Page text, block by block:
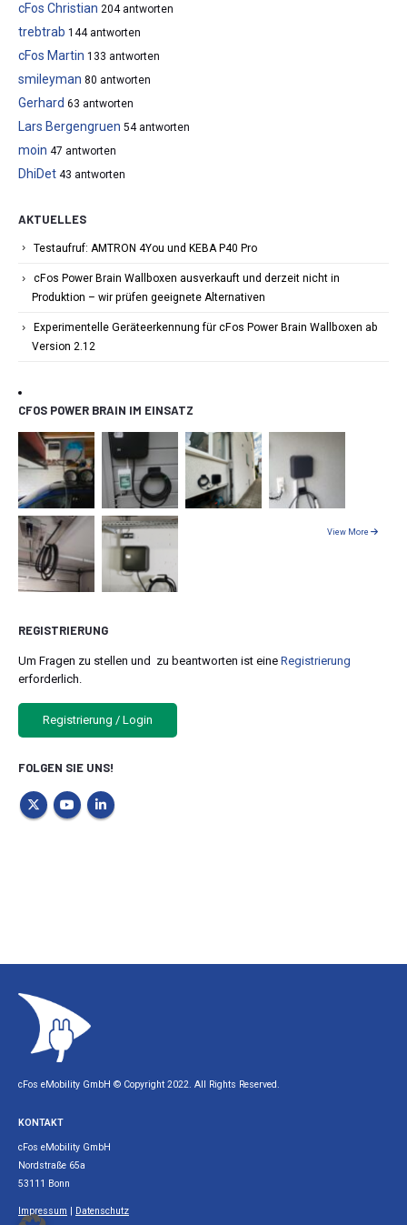
cFos Christian 204 antworten
trebtrab 144 antworten
cFos Martin 133 antworten
smileyman 80 antworten
Gerhard 63 antworten
Lars Bergengruen 54 antworten
moin 47 antworten
DhiDet 43 antworten
AKTUELLES
Testaufruf: AMTRON 4You und KEBA P40 Pro
cFos Power Brain Wallboxen ausverkauft und derzeit nicht in
Produktion – wir prüfen geeignete Alternativen
Experimentelle Geräteerkennung für cFos Power Brain Wallboxen ab
Version 2.12
CFOS POWER BRAIN IM EINSATZ
View More
REGISTRIERUNG
Um Fragen zu stellen und zu beantworten ist eine Registrierung
erforderlich.
Registrierung / Login
FOLGEN SIE UNS!
cFos eMobility GmbH © Copyright 2022. All Rights Reserved.
KONTAKT
cFos eMobility GmbH
Nordstraße 65a
53111 Bonn
Impressum | Datenschutz